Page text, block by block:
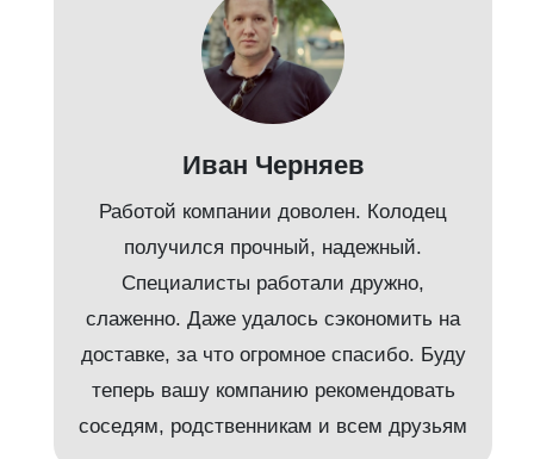
Иван Черняев
Работой компании доволен. Колодец
получился прочный, надежный.
Специалисты работали дружно,
слаженно. Даже удалось сэкономить на
доставке, за что огромное спасибо. Буду
теперь вашу компанию рекомендовать
соседям, родственникам и всем друзьям